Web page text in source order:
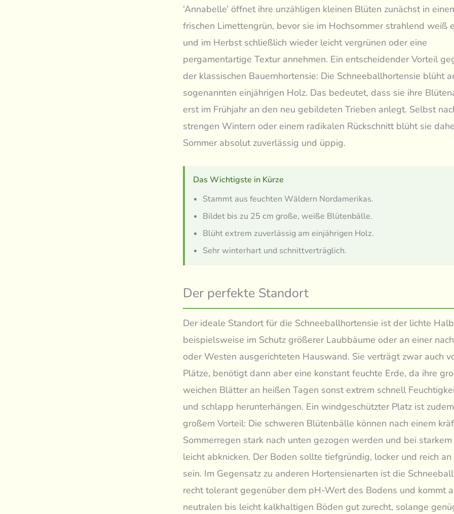
‘Annabelle’ öffnet ihre unzähligen kleinen Blüten zunächst in
frischen Limettengrün, bevor sie im Hochsommer strahlend weiß
und im Herbst schließlich wieder leicht vergrünen oder eine
pergamentartige Textur annehmen. Ein entscheidender Vorteil
der klassischen Bauernhortensie: Die Schneeballhortensie blüht
sogenannten einjährigen Holz. Das bedeutet, dass sie ihre
erst im Frühjahr an den neu gebildeten Trieben anlegt. Selbst
strengen Wintern oder einem radikalen Rückschnitt blüht sie
Sommer absolut zuverlässig und üppig.
Das Wichtigste in Kürze
Stammt aus feuchten Wäldern Nordamerikas.
Bildet bis zu 25 cm große, weiße Blütenbälle.
Blüht extrem zuverlässig am einjährigen Holz.
Sehr winterhart und schnittverträglich.
Der perfekte Standort
Der ideale Standort für die Schneeballhortensie ist der lichte
beispielsweise im Schutz größerer Laubbäume oder an einer
oder Westen ausgerichteten Hauswand. Sie verträgt zwar auch
Plätze, benötigt dann aber eine konstant feuchte Erde, da ihre
weichen Blätter an heißen Tagen sonst extrem schnell
und schlapp herunterhängen. Ein windgeschützter Platz ist
großem Vorteil: Die schweren Blütenbälle können nach einem
Sommerregen stark nach unten gezogen werden und bei
leicht abknicken. Der Boden sollte tiefgründig, locker und reich an
sein. Im Gegensatz zu anderen Hortensienarten ist die
recht tolerant gegenüber dem pH-Wert des Bodens und kommt
neutralen bis leicht kalkhaltigen Böden gut zurecht, solange